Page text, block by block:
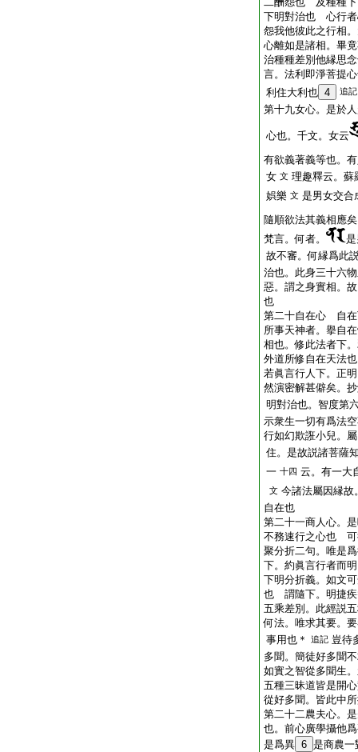
下明對治也 心行者
怨我他彼此之行相
心離如是諸相。畢
治種種差別他縁思
言。法利即淨菩提
利住大利也 4 追記
第十九女心。是於
心也。千文。女云
有欲義著義等也。
女 文 理趣釋云。蘇
娯樂 文 是男女交合
隨順欲法其義相應
梵言。何者。
故不審。何縁爲此
治也。此身三十六
惡。謂之身實相。
也
第二十自在心 自在
所事天神者。擧自
相也。修此法者下
外道所修自在天法
若眞言行人下。正
然演密解甚僻矣。
明對治也。智度第
示衆生一切有爲法
行如幻欺誑小兒。
住。是故説諸菩薩
一 十四 云。有一大
文 今諸法屬因縁故
自在也
第二十一商人心。
不務速行之心也 可
聚分折二句。唯是
下。約眞言行者而
下明分折義。如文
也 謂隨下。明捷疾
五乘差別。此經説
何法。唯求其要。
事用也＊
追記 豈待
多聞。簡徒好多聞
如實之智從多聞生
五種三昧道皆是開
從好多聞。皆此中
第二十二農夫心。
也。前心廣學攝他
是爲異 6 是商農